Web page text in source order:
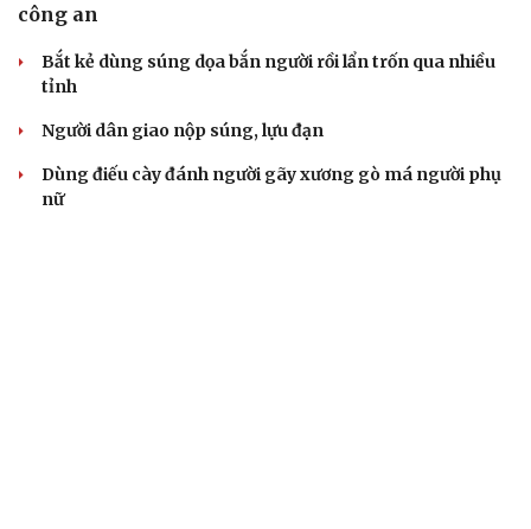
công an
Bắt kẻ dùng súng dọa bắn người rồi lẩn trốn qua nhiều
tỉnh
Người dân giao nộp súng, lựu đạn
Dùng điếu cày đánh người gãy xương gò má người phụ
nữ